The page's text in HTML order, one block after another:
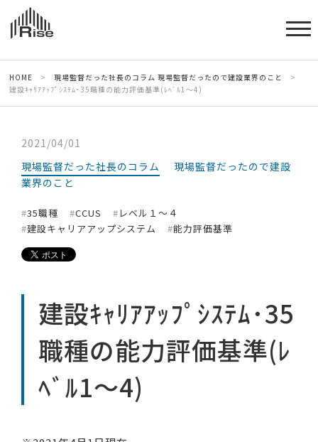
HOME > 現場監督だった社長のコラム 現場監督だったので建設業界のこと
>
建設ｷｬﾘｱｱｯﾌﾟｼｽﾃﾑ･35職種の能力評価基準(ﾚﾍﾞﾙ1～4)
2021/04/01
現場監督だった社長のコラム
現場監督だったので建設
業界のこと
35職種 CCUS
レベル１～４
建設キャリアアップシステム
能力評価基準
建設ｷｬﾘｱｱｯﾌﾟｼｽﾃﾑ･35
職種の能力評価基準(ﾚ
ﾍﾞﾙ1～4)